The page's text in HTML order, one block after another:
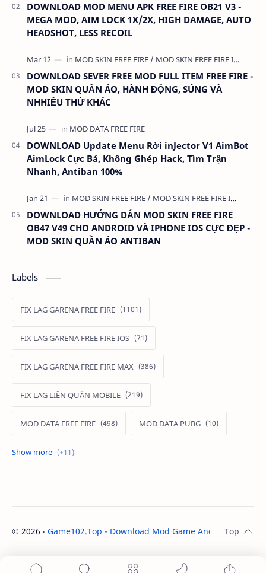
DOWNLOAD MOD MENU APK FREE FIRE OB21 V3 -
MEGA MOD, AIM LOCK 1X/2X, HIGH DAMAGE, AUTO
HEADSHOT, LESS RECOIL
DOWNLOAD SEVER FREE MOD FULL ITEM FREE FIRE -
MOD SKIN QUẦN ÁO, HÀNH ĐỘNG, SÚNG VÀ
NHHIỀU THỨ KHÁC
DOWNLOAD Update Menu Rời inJector V1 AimBot
AimLock Cực Bá, Không Ghép Hack, Tìm Trận
Nhanh, Antiban 100%
DOWNLOAD HƯỚNG DẪN MOD SKIN FREE FIRE
OB47 V49 CHO ANDROID VÀ IPHONE IOS CỰC ĐẸP -
MOD SKIN QUẦN ÁO ANTIBAN
Labels
FIX LAG GARENA FREE FIRE
FIX LAG GARENA FREE FIRE IOS
FIX LAG GARENA FREE FIRE MAX
FIX LAG LIÊN QUÂN MOBILE
MOD DATA FREE FIRE MOD DATA PUBG
MOD FREE FIRE
MOD LIÊN QUÂN MOBILE IOS
MOD MAP LIÊN QUÂN MOBILE
MOD MENU GAME IOS MOD SKIN FREE FIRE
© 2026 ‧ Game102.Top - Download Mod Game Android / IOS